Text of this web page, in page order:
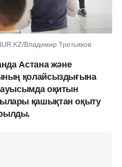
Владимир Третьяков
Астана және
қолайсыздығына
ауысымда оқитын
қашықтан оқыту